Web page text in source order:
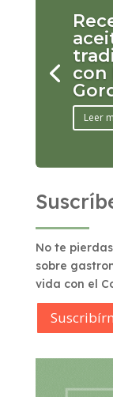
con
Leer
No te
sobre
vida con el